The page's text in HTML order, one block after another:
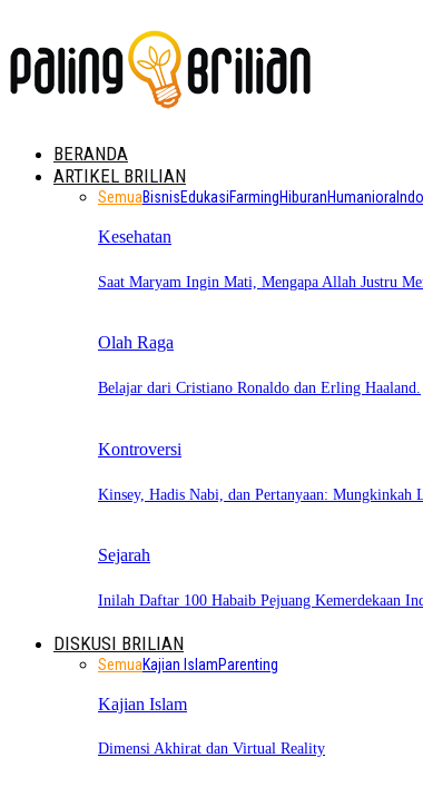
BERANDA
ARTIKEL BRILIAN
SemuaBisnisEdukasiFarmingHiburanHumaniora
Kesehatan
Saat Maryam Ingin Mati, Mengapa Allah Justru
Olah Raga
Belajar dari Cristiano Ronaldo dan Erling Haaland.
Kontroversi
Kinsey, Hadis Nabi, dan Pertanyaan: Mungkinkah
Sejarah
Inilah Daftar 100 Habaib Pejuang Kemerdekaan
DISKUSI BRILIAN
SemuaKajian IslamParenting
Kajian Islam
Dimensi Akhirat dan Virtual Reality